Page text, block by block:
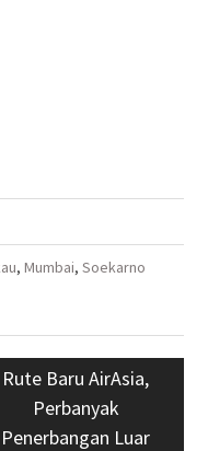
, Mumbai, Soekarno
Next
post:
Rute Baru AirAsia,
Perbanyak
Penerbangan Luar